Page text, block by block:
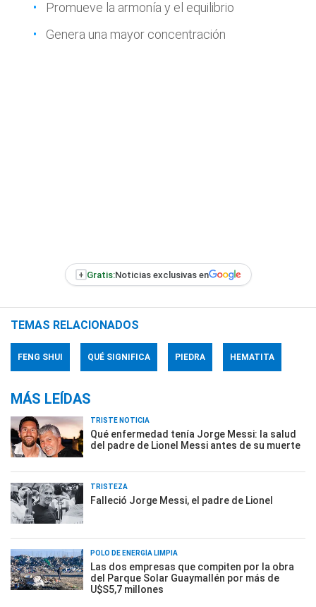
Promueve la armonía y el equilibrio
Genera una mayor concentración
+ Gratis:Noticias exclusivas en
TEMAS RELACIONADOS
FENG SHUI QUÉ SIGNIFICA PIEDRA HEMATITA
MÁS LEÍDAS
TRISTE NOTICIA
Qué enfermedad tenía Jorge Messi: la salud
del padre de Lionel Messi antes de su muerte
TRISTEZA
Falleció Jorge Messi, el padre de Lionel
POLO DE ENERGÍA LIMPIA
Las dos empresas que compiten por la obra
del Parque Solar Guaymallén por más de
U$S5,7 millones